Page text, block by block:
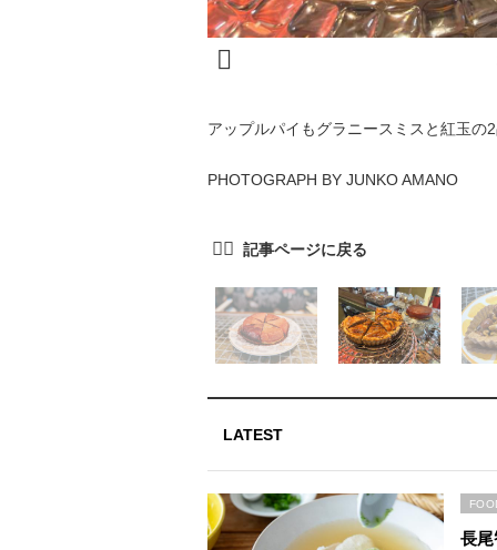
アップルパイもグラニースミスと紅玉の
PHOTOGRAPH BY JUNKO AMANO
LATEST
長